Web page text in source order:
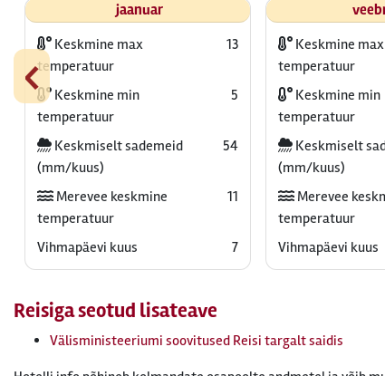
‹
jaanuar
Keskmine max
temperatuur
13
Keskmine min
temperatuur
5
Keskmiselt sademeid
(mm/kuus)
54
Merevee keskmine
temperatuur
11
Vihmapäevi kuus 7
Keskmine max
temperatuur
Keskmine min
temperatuur
Keskmiselt
(mm/kuus)
Merevee
temperatuur
Vihmapäevi kuus
Reisiga seotud lisateave
Välisministeeriumi soovitused Reisi targalt saidis